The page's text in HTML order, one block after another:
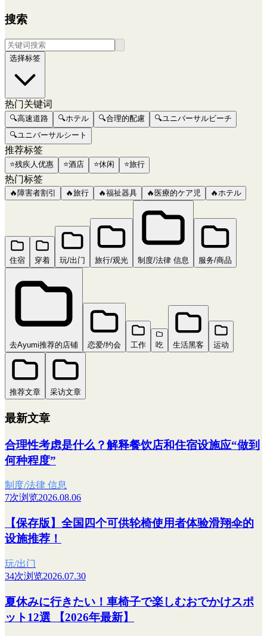
搜索
选择标签
热门关键词
🔍高速道路 🔍ホテル 🔍合理的配慮 🔍ユニバーサルビーチ
🔍ユニバーサルシート
推荐标签
⭐残疾人优惠 ⭐酒店 ⭐休闲 ⭐旅行
热门标签
🔥 障害者割引 🔥旅行 🔥福祉器具 🔥 医療的ケア児 🔥ホテル
住宿 穿着 玩/出门 旅行/观光 制度/法律 信息 服务/商品
去Ayumi推荐的店铺 恋爱/约会 工作 吃 生活黑客 运动
推荐文章 采访文章
最新文章
合理性考虑是什么？解释餐饮店和住宿设施应“做到
何种程度”
制度/法律 信息
7次浏览2026.08.06
【保存版】全国四个可供轮椅使用者体验滑翔伞的
设施推荐！
玩/出门
34次浏览2026.07.30
夏休みに行きたい！車椅子で楽しむおでかけスポ
ット12選 【2026年最新】